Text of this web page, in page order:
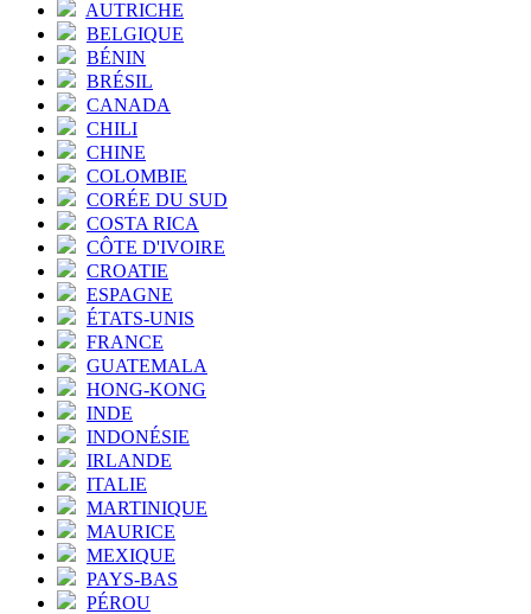
AUTRICHE
BELGIQUE
BÉNIN
BRÉSIL
CANADA
CHILI
CHINE
COLOMBIE
CORÉE DU SUD
COSTA RICA
CÔTE D'IVOIRE
CROATIE
ESPAGNE
ÉTATS-UNIS
FRANCE
GUATEMALA
HONG-KONG
INDE
INDONÉSIE
IRLANDE
ITALIE
MARTINIQUE
MAURICE
MEXIQUE
PAYS-BAS
PÉROU